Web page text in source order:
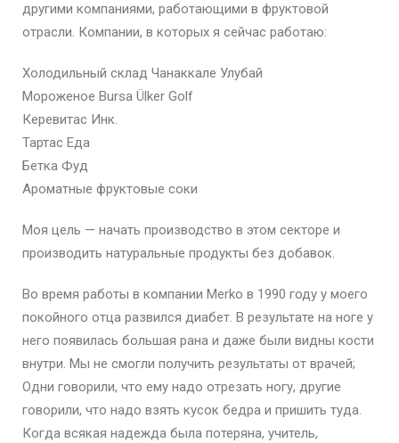
другими компаниями, работающими в фруктовой
отрасли. Компании, в которых я сейчас работаю:
Холодильный склад Чанаккале Улубай
Мороженое Bursa Ülker Golf
Керевитас Инк.
Тартас Еда
Бетка Фуд
Ароматные фруктовые соки
Моя цель — начать производство в этом секторе и
производить натуральные продукты без добавок.
Во время работы в компании Merko в 1990 году у моего
покойного отца развился диабет. В результате на ноге у
него появилась большая рана и даже были видны кости
внутри. Мы не смогли получить результаты от врачей;
Одни говорили, что ему надо отрезать ногу, другие
говорили, что надо взять кусок бедра и пришить туда.
Когда всякая надежда была потеряна, учитель,